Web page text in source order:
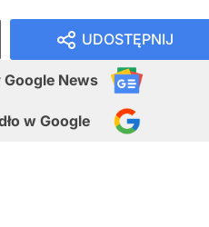
UDOSTĘPNIJ
Google News
w Google